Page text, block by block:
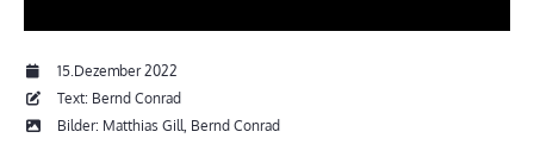
15.Dezember 2022
Text: Bernd Conrad
Bilder: Matthias Gill, Bernd Conrad